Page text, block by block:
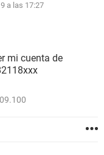
a las 17:27
mi cuenta de